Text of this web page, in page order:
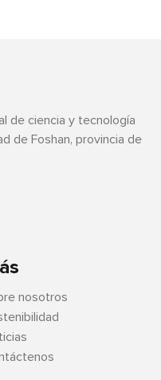
de ciencia y tecnología
de Foshan, provincia de
nosotros